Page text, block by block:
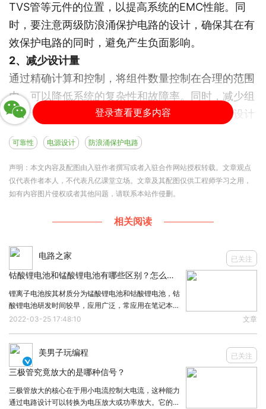
TVS管等元件的位置，以提高系统的EMC性能。同
时，要注意两级防浪涌保护电路的设计，确保其在有
效保护电路的同时，避免产生负面影响。
2、减少设计量
通过精确计算和控制，将组件数量控制在合理的范围
内，可以降低系统的复杂性和故障率。同时，减少组
件数量还可以降低生产成本和提高生产效率。在设计
路结构，以确保系统的稳定性和可靠性。
3、双电源模块设计
在双向电源模块的设计中，应注意主辅电路的均匀调
模块出现故障时，另一个电源模块能够继续工作，从
还可以提高系统的灵活性和可扩展性，满足不同应用
场景的需求。
4、元件选择
不同组件的应用会对模块性能产生不同的影响。因
寿命等因素。例如，在选择电容器时，陶瓷或电解电
容器是常见的选择，但钽电容器具有长寿命、耐高温
电阻和良好的性能，但也存在易击穿电路的风险。因
此，在选择元件时需要根据具体的应用场景和需求进
登录查看更多内容
可靠性 电源设计 防浪涌保护电路
声明：本文内容及配图由入驻作者撰写或者入驻合作网站授权转载。文章观点
仅代表作者本人，不代表凡亿课堂立场。文章及其配图仅供工程师学习之用，
如有内容图片侵权或者其他问题，请联系本站作侵删。
相关阅读
电路之家 已关注
钴酸锂电池和锰酸锂电池有哪些区别？怎么判断？
锂离子电池按其材质分为锰酸锂电池和钴酸锂电池，钴
酸锂电池研发时间较早，应用广泛，常应用在笔记本电
脑、手机、MP3等小型设备；锰酸锂电池是新能源汽
么钴酸锂电池和锰酸锂电池有哪些区别？怎么判断？更
2022-03-25 17:48:10 文章

美男子玩编程 已关注
三极管究竟放大的是哪种信号？
三极管放大的核心在于用小电流控制大电流，这种能力
通过电路设计可以转换为电压放大或功率放大。它的意